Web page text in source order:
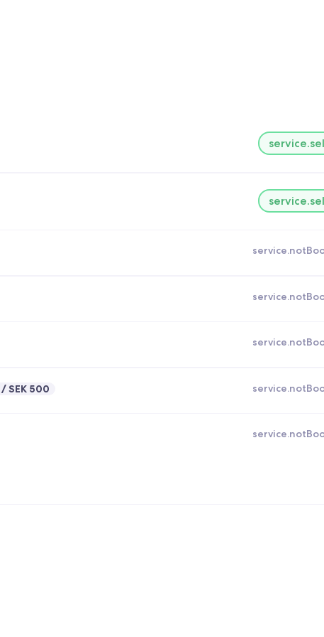
SEK 500